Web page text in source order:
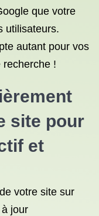
que votre
utilisateurs.
autant pour vos
recherche !
site pour
et
votre site sur
jour